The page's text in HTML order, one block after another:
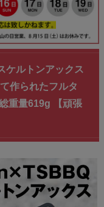
ルトンアックス
作られたフルタ
重量619g 【頑張